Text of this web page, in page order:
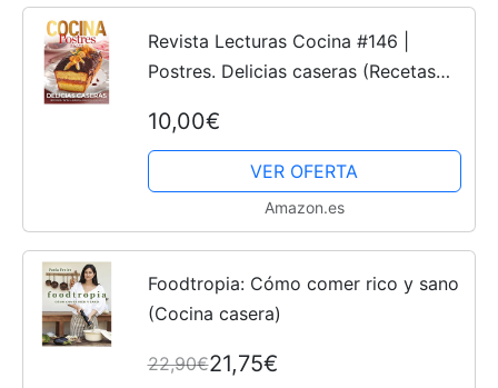
Revista Lecturas Cocina #146 |
Postres. Delicias caseras (Recetas
10,00€
VER OFERTA
Amazon.es
Foodtropia: Cómo comer rico y sano
(Cocina casera)
22,90€21,75€